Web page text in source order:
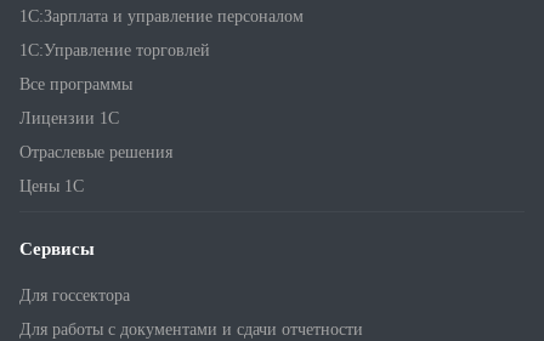
1С:Зарплата и управление персоналом
1С:Управление торговлей
Все программы
Лицензии 1С
Отраслевые решения
Цены 1С
Сервисы
Для госсектора
Для работы с документами и сдачи отчетности